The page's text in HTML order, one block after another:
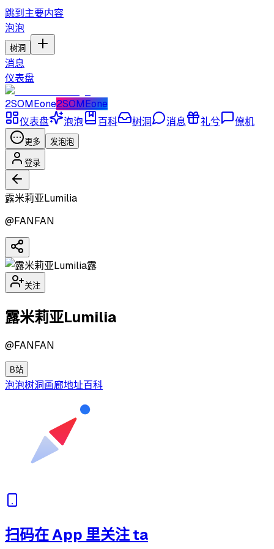
跳到主要内容
泡泡
树洞
消息
仪表盘
2SOMEone2SOMEone
仪表盘
泡泡 百科 树洞 消息 礼兮 僚机
更多 发泡泡
登录
露米莉亚Lumilia
@FANFAN
露
关注
露米莉亚Lumilia
@FANFAN
B站
泡泡树洞画廊地址百科
扫码在 App 里关注 ta